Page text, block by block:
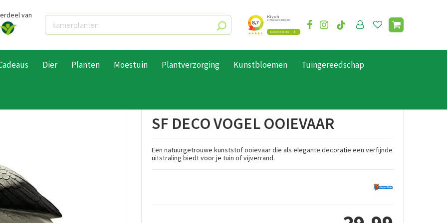
van
Dier Planten Moestuin Plantverzorging Kunstbloemen Tuingereedschap
SF DECO VOGEL OOIEVAAR
Een natuurgetrouwe kunststof ooievaar die als elegante decoratie een verfijnde
uitstraling biedt voor je tuin of vijverrand.